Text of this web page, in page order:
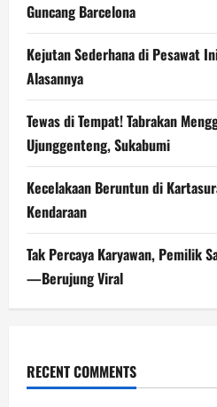
Guncang Barcelona
Kejutan Sederhana di Pesawat
Alasannya
Tewas di Tempat! Tabrakan
Ujunggenteng, Sukabumi
Kecelakaan Beruntun di
Kendaraan
Tak Percaya Karyawan, Pemilik
—Berujung Viral
RECENT COMMENTS